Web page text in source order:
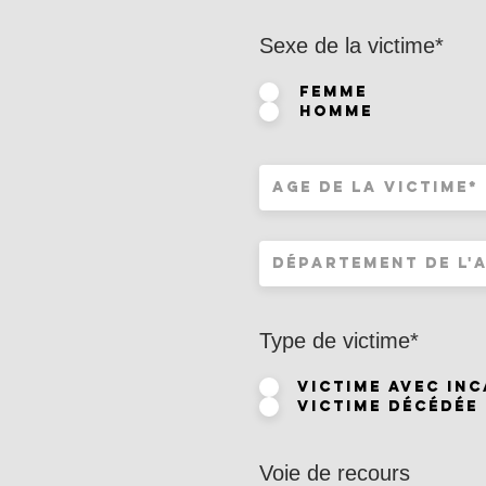
Sexe de la victime*
FEMME
HOMME
Type de victime*
Victime avec
Victime décédée
Voie de recours